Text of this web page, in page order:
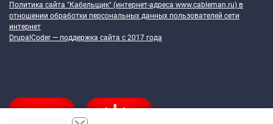
Политика сайта "Кабельщик" (интернет-адреса www.cableman.ru) в
отношении обработки персональных данных пользователей сети
интернет
DrupalCoder — поддержка сайта c 2017 года